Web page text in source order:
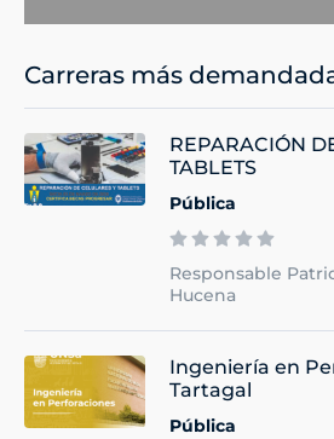
Carreras más
REPARACIÓN
TABLETS
Pública
Responsable
Hucena
Ingeniería en
Tartagal
Pública